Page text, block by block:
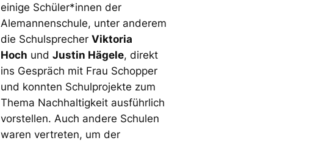
einige Schüler*innen der
Alemannenschule, unter anderem
die Schulsprecher Viktoria
Hoch und Justin Hägele, direkt
ins Gespräch mit Frau Schopper
und konnten Schulprojekte zum
Thema Nachhaltigkeit ausführlich
vorstellen. Auch andere Schulen
waren vertreten, um der